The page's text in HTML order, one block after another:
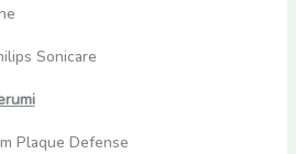
Sonicare
Plaque Defense